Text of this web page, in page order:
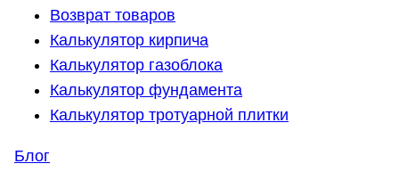
Возврат товаров
Калькулятор кирпича
Калькулятор газоблока
Калькулятор фундамента
Калькулятор тротуарной плитки
Блог